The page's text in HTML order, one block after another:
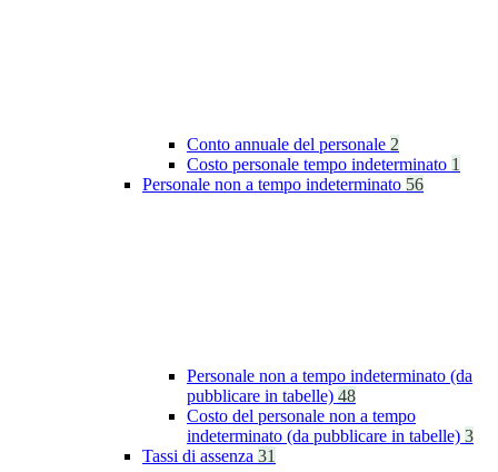
Conto annuale del personale 2
Costo personale tempo indeterminato 1
Personale non a tempo indeterminato 56
Personale non a tempo indeterminato (da
pubblicare in tabelle) 48
Costo del personale non a tempo
indeterminato (da pubblicare in tabelle) 3
Tassi di assenza 31